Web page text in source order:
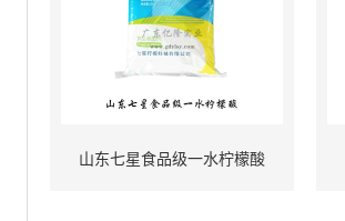
山东七星食品级一水柠檬酸